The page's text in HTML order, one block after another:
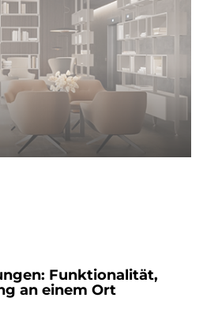
Funktionalität,
an einem Ort